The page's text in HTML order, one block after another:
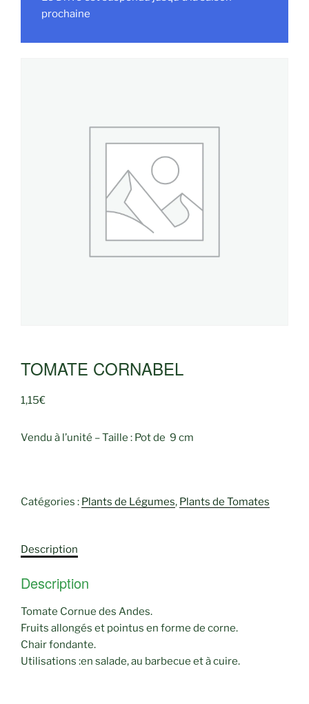
prochaine
TOMATE CORNABEL
1,15€
Vendu à l’unité – Taille : Pot de 9 cm
Catégories : Plants de Légumes, Plants de Tomates
Description
Description
Tomate Cornue des Andes.
Fruits allongés et pointus en forme de corne.
Chair fondante.
Utilisations :en salade, au barbecue et à cuire.